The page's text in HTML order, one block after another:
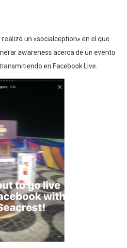
un «socialception» en el que
awareness acerca de un evento
en Facebook Live.